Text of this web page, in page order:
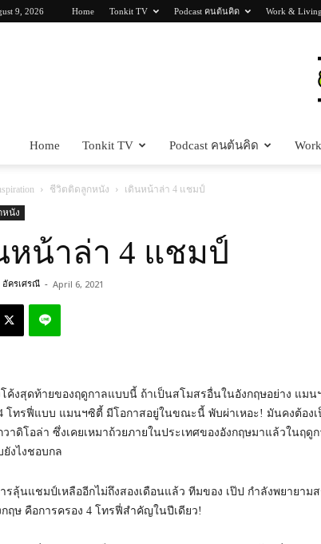
9, 2026 Home Tonkit TV Podcast คนต้นคิด Work & Living
Home Tonkit TV Podcast คนต้นคิด
ชีวิตติดลูกหนัง เดินหน้าล่า 4 แชมป์
นัง
หน้าล่า 4 แชมป์
ครเศรณี - April 6, 2021
ค้งสุดท้ายของฤดูกาลแบบนี้ ถ้าเป็นสโมสรอื่นในอังกฤษอย่าง แมน
โทรฟี่แบบ แมนฯซิตี้ มีโอกาสอยู่ในขณะนี้ พับผ่าเหอะ! มันคงต้อง
วาดิโอล่า ซึ่งเคยเหมาถ้วยภายในประเทศของอังกฤษมาแล้วในฤดู
ยังไงชอบกล
รลุ้นแชมป์เหลืออีกไม่ถึงสองเดือนแล้ว ทีมของ เป๊ป กำลังพยายาม
ฤษ คือการครอง 4 โทรฟี่สำคัญในปีเดียว!